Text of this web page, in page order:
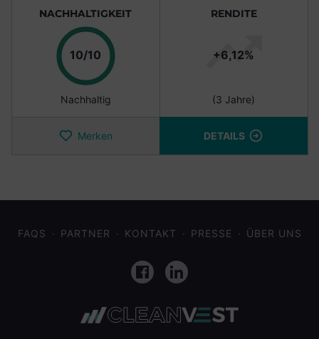
NACHHALTIGKEIT
10/10 Punkte
Nachhaltig
RENDITE
+6,12%
(3 Jahre)
Merken DETAILS
FAQS PARTNER KONTAKT PRESSE ÜBER UNS
FacebookLinkedIn